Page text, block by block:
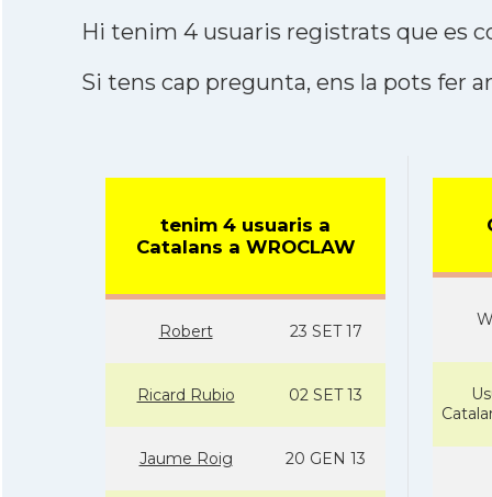
Hi tenim 4 usuaris registrats que es
Si tens cap pregunta, ens la pots fer
tenim 4 usuaris a
Catalans a WROCLAW
Robert 23 SET 17
Ricard Rubio 02 SET 13
Jaume Roig 20 GEN 13